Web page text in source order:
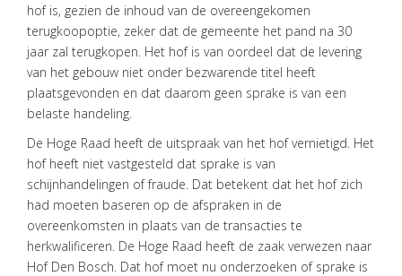
hof is, gezien de inhoud van de overeengekomen
terugkoopoptie, zeker dat de gemeente het pand na 30
jaar zal terugkopen. Het hof is van oordeel dat de levering
van het gebouw niet onder bezwarende titel heeft
plaatsgevonden en dat daarom geen sprake is van een
belaste handeling.
De Hoge Raad heeft de uitspraak van het hof vernietigd. Het
hof heeft niet vastgesteld dat sprake is van
schijnhandelingen of fraude. Dat betekent dat het hof zich
had moeten baseren op de afspraken in de
overeenkomsten in plaats van de transacties te
herkwalificeren. De Hoge Raad heeft de zaak verwezen naar
Hof Den Bosch. Dat hof moet nu onderzoeken of sprake is